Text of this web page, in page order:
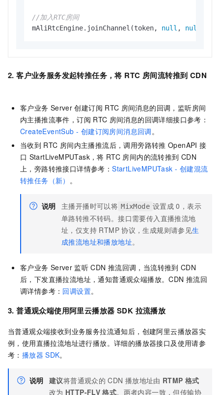
//加入RTC房间
mAliRtcEngine.joinChannel(token, null , null
2. 客户业务服务发起转推任务，将 RTC 房间流转推到 CDN
客户业务 Server 创建订阅 RTC 房间消息的回调，监听房间
内主播推流事件，订阅 RTC 房间消息的回调详细接口参考：
CreateEventSub - 创建订阅房间消息回调 。
当收到 RTC 房间内主播推流后，调用旁路转推 OpenAPI 接
口 StartLiveMPUTask，将 RTC 房间内的流转推到 CDN
上，旁路转推接口详情参考：StartLiveMPUTask - 创建混流
转推任务（新） 。
说明 主播开播时可以将 MixMode 设置成 0，表示
单路转推不转码。接口需要传入直播推流地
址，仅支持 RTMP 协议，生成规则请参见生
成推流地址和播放地址。
客户业务 Server 监听 CDN 推流回调，当流转推到 CDN
后，下发直播拉流地址，通知普通观众端播放。CDN 推流回
调详情参考： 回调设置。
3. 普通观众端使用阿里云播放器 SDK 拉流播放
当普通观众端接收到业务服务拉流通知后，创建阿里云播放器实
例，使用直播拉流地址进行播放。详细的播放器接口及使用请参
考： 播放器 SDK。
说明 建议将普通观众的 CDN 播放地址由 RTMP 格式
改为 HTTP-FLV 格式。两者内容一致，但传输协